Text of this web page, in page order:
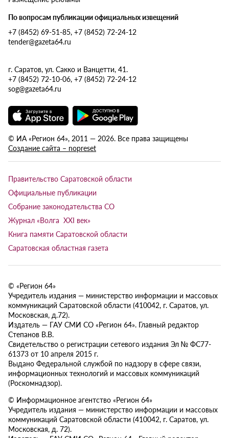
По вопросам публикации официальных извещений
+7 (8452) 69-51-85, +7 (8452) 72-24-12
tender@gazeta64.ru
г. Саратов, ул. Сакко и Ванцетти, 41.
+7 (8452) 72-10-06, +7 (8452) 72-24-12
sog@gazeta64.ru
© ИА «Регион 64», 2011 — 2026. Все права защищены
Создание сайта – nopreset
Правительство Саратовской области
Официальные публикации
Собрание законодательства СО
Журнал «Волга XXI век»
Книга памяти Саратовской области
Саратовская областная газета
© «Регион 64»
Учредитель издания — министерство информации и массовых
коммуникаций Саратовской области (410042, г. Саратов, ул.
Московская, д.72).
Издатель — ГАУ СМИ СО «Регион 64». Главный редактор
Степанов В.В.
Свидетельство о регистрации сетевого издания Эл № ФС77-
61373 от 10 апреля 2015 г.
Выдано Федеральной службой по надзору в сфере связи,
информационных технологий и массовых коммуникаций
(Роскомнадзор).
© Информационное агентство «Регион 64»
Учредитель издания — министерство информации и массовых
коммуникаций Саратовской области (410042, г. Саратов, ул.
Московская, д. 72).